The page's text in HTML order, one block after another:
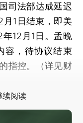
司法部达成延迟
1日结束，即美
12月1日。孟晚
容，待协议结束
指控。（详见财
续阅读